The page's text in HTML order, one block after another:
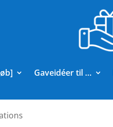
Gaveidéer til …